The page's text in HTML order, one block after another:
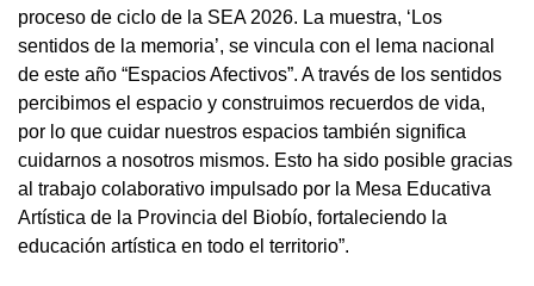
proceso de ciclo de la SEA 2026. La muestra, ‘Los
sentidos de la memoria’, se vincula con el lema nacional
de este año “Espacios Afectivos”. A través de los sentidos
percibimos el espacio y construimos recuerdos de vida,
por lo que cuidar nuestros espacios también significa
cuidarnos a nosotros mismos. Esto ha sido posible gracias
al trabajo colaborativo impulsado por la Mesa Educativa
Artística de la Provincia del Biobío, fortaleciendo la
educación artística en todo el territorio”.